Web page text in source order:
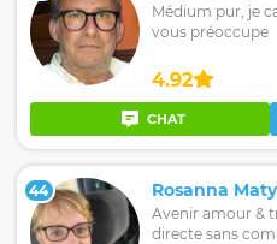
Médium pur, je
vous préoccupe
4.92
CHAT
44 Rosanna Maty
Avenir amour &
directe sans